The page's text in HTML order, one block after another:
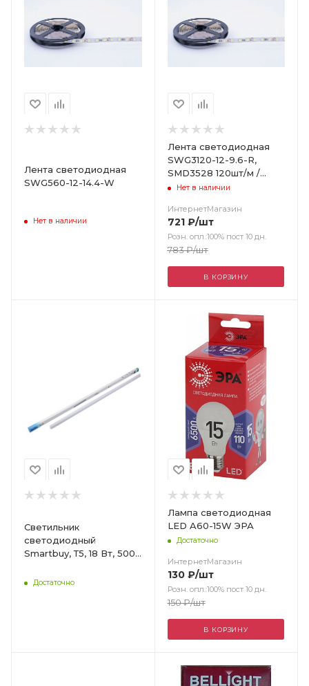
Лента светодиодная
SWG560-12-14.4-W
Нет в наличии
Лента светодиодная
SWG3120-12-9.6-R,
SMD3528 120шт/м /
9,6W/м / красный / IP20
Нет в наличии
ИнтернетМагазин
721₽/шт
Розн. опл.:100% пост 10 дн.
783₽/шт
В КОРЗИНУ
Светильник
светодиодный
Smartbuy, Т5, 18 Вт, 5000
матовый
Достаточно
Лампа светодиодная
LED A60-15W ЭРА
Достаточно
ИнтернетМагазин
130₽/шт
Розн. опл.:100% пост 10 дн.
150₽/шт
В КОРЗИНУ